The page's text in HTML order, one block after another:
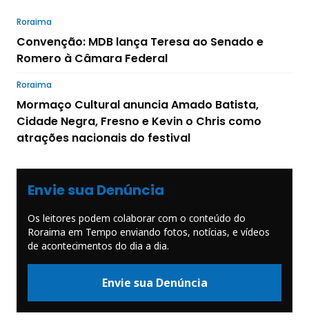
Roraima
Convenção: MDB lança Teresa ao Senado e
Romero à Câmara Federal
Roraima
Mormaço Cultural anuncia Amado Batista,
Cidade Negra, Fresno e Kevin o Chris como
atrações nacionais do festival
Envie sua Denúncia
Os leitores podem colaborar com o conteúdo do
Roraima em Tempo enviando fotos, notícias, e vídeos
de acontecimentos do dia a dia.
Envie sua Denúncia